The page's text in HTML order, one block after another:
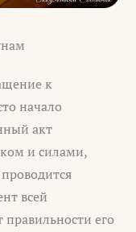
к
начало
акт
и силами,
всей
его